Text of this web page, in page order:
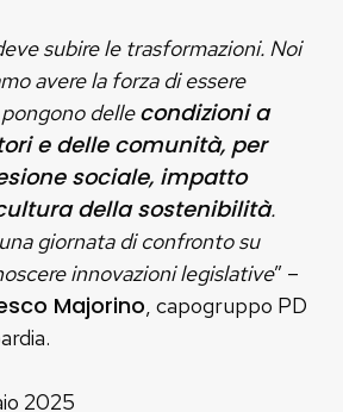
subire le trasformazioni. Noi
avere la forza di essere
dellecondizioni a
e delle comunità, per
sociale, impatto
della sostenibilità.
giornata di confronto su
innovazioni legislative” –
Majorino, capogruppo PD
2025